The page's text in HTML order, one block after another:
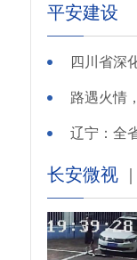
平安建设
长安微视 |